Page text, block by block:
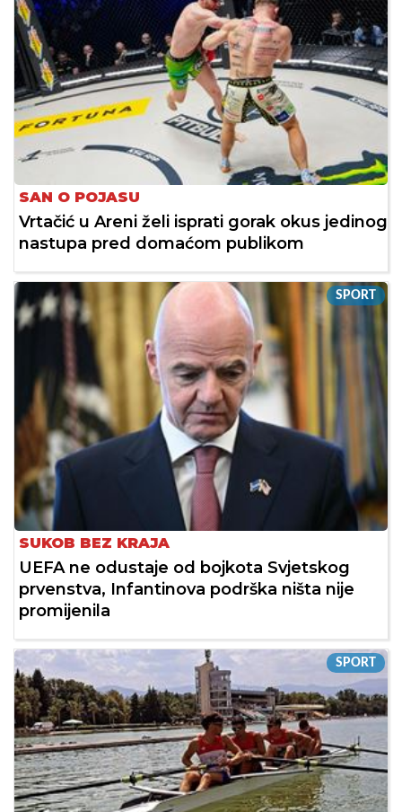
SAN O POJASU
Vrtačić u Areni želi isprati gorak okus jedinog
nastupa pred domaćom publikom
SPORT
SUKOB BEZ KRAJA
UEFA ne odustaje od bojkota Svjetskog
prvenstva, Infantinova podrška ništa nije
promijenila
SPORT